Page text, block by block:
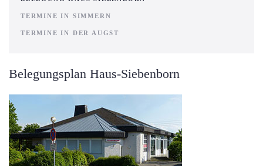
TERMINE IN SIMMERN
TERMINE IN DER AUGST
Belegungsplan Haus-Siebenborn